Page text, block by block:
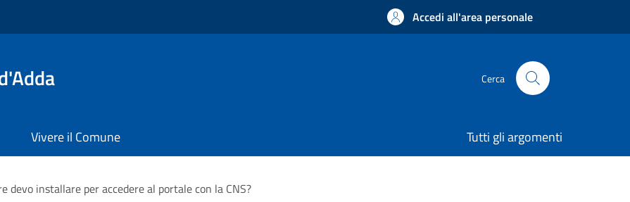
Accedi all'area personale
Cerca
Vivere il Comune Tutti gli argomenti
devo installare per accedere al portale con la CNS?